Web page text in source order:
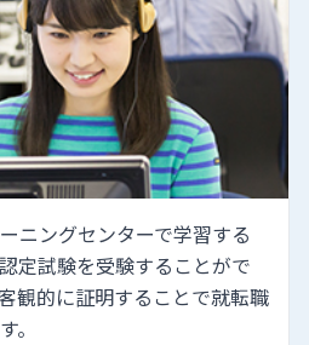
ニングセンターで学習する
定試験を受験することがで
観的に証明することで就転職
。